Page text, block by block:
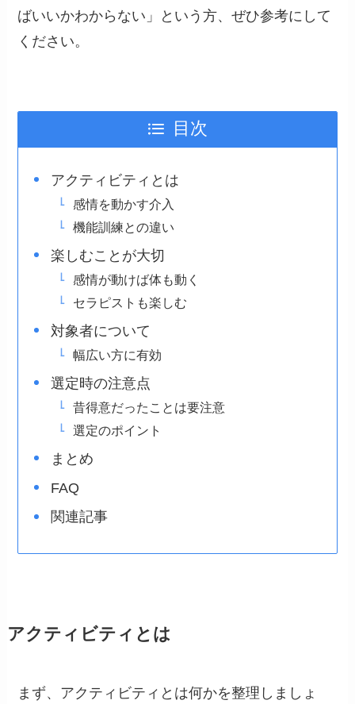
ばいいかわからない」という方、ぜひ参考にして
ください。
目次
アクティビティとは
感情を動かす介入
機能訓練との違い
楽しむことが大切
感情が動けば体も動く
セラピストも楽しむ
対象者について
幅広い方に有効
選定時の注意点
昔得意だったことは要注意
選定のポイント
まとめ
FAQ
関連記事
アクティビティとは
まず、アクティビティとは何かを整理しましょ